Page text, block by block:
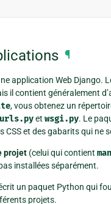
¶
application Web Django.
il contient généralement
, vous obtenez un
urls.pyet wsgi.py. Le
CSS et des gabarits qui ne
projet (celui qui contient
installées séparément.
un paquet Python qui
projets.